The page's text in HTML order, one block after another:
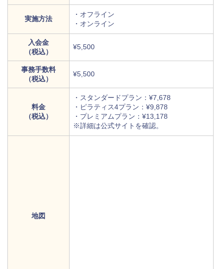
実施方法
・オフライン
・オンライン
入会金
（税込）
¥5,500
事務手数料
（税込）
¥5,500
料金
（税込）
・スタンダードプラン：¥7,678
・ピラティス4プラン：¥9,878
・プレミアムプラン：¥13,178
※詳細は公式サイトを確認。
地図